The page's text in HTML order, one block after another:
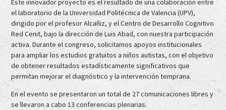
Este innovador proyecto es el resultado de una colaboración entre
el laboratorio de la Universidad Politécnica de Valencia (UPV),
dirigido por el profesor Alcañiz, y el Centro de Desarrollo Cognitivo
Red Cenit, bajo la dirección de Luis Abad, con nuestra participación
activa. Durante el congreso, solicitamos apoyos institucionales
para ampliar los estudios gratuitos a niños autistas, con el objetivo
de obtener resultados estadísticamente significativos que
permitan mejorar el diagnóstico y la intervención temprana.
En el evento se presentaron un total de 27 comunicaciones libres y
se llevaron a cabo 13 conferencias plenarias.